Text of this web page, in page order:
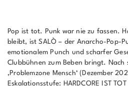
Pop ist tot. Punk war nie zu fassen.
bleibt, ist SALÒ – der Anarcho-Pop-
emotionalem Punch und scharfer
Clubbühnen zum Beben bringt. Nach
‚Problemzone Mensch‘ (Dezember
Eskalationsstufe: HARDCORE IST